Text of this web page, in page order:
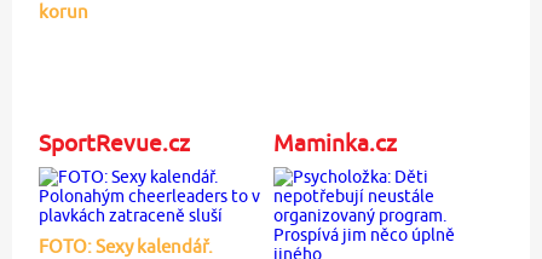
korun
SportRevue.cz
FOTO: Sexy kalendář.
Maminka.cz